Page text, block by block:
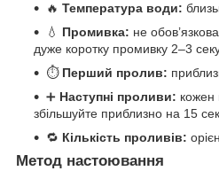
🔥 Температура води:
💧 Промивка: не
дуже коротку промивку 2–3
⏱️ Перший пролив:
➕ Наступні проливи: кожен
збільшуйте приблизно на 15
🔁 Кількість проливів:
Метод настоювання